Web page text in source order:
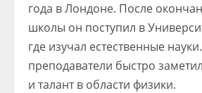
года в Лондоне. После
школы он поступил в
где изучал естественные
преподаватели быстро
и талант в области физики.